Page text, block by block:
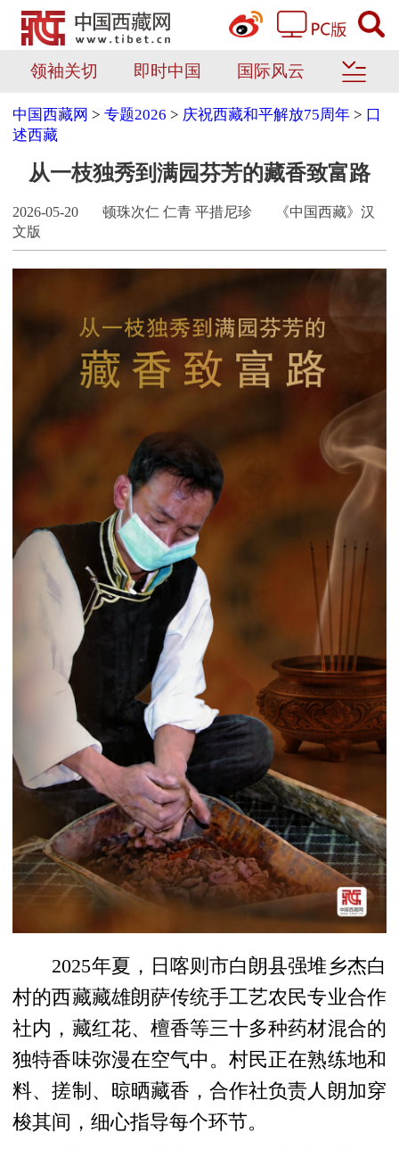
领袖关切 即时中国 国际风云
中国西藏网 >专题2026 > 庆祝西藏和平解放75周年 > 口
述西藏
从一枝独秀到满园芬芳的藏香致富路
2026-05-20 顿珠次仁 仁青 平措尼珍
《中国西藏》汉
文版
2025年夏，日喀则市白朗县强堆乡杰白
村的西藏藏雄朗萨传统手工艺农民专业合作
社内，藏红花、檀香等三十多种药材混合的
独特香味弥漫在空气中。村民正在熟练地和
料、搓制、晾晒藏香，合作社负责人朗加穿
梭其间，细心指导每个环节。